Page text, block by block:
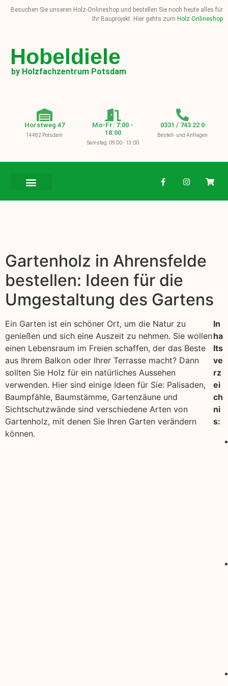
Besuchen Sie unseren Holz-Onlineshop und bestellen Sie noch heute alles für
Ihr Bauprojekt. Hier gehts zum Holz Onlineshop
Hobeldiele
by Holzfachzentrum Potsdam
Horstweg 47
14482 Potsdam
Mo-Fr: 7:00 -
18:00
Samstag: 09:00 - 13:00
0331 / 743 22 0
Bestell- und Anfragen
Gartenholz in Ahrensfelde
bestellen: Ideen für die
Umgestaltung des Gartens
Ein Garten ist ein schöner Ort, um die Natur zu
genießen und sich eine Auszeit zu nehmen. Sie wollen
einen Lebensraum im Freien schaffen, der das Beste
aus Ihrem Balkon oder Ihrer Terrasse macht? Dann
sollten Sie Holz für ein natürliches Aussehen
verwenden. Hier sind einige Ideen für Sie: Palisaden,
Baumpfähle, Baumstämme, Gartenzäune und
Sichtschutzwände sind verschiedene Arten von
Gartenholz, mit denen Sie Ihren Garten verändern
können.
In
ha
lts
ve
rz
ei
ch
ni
s: